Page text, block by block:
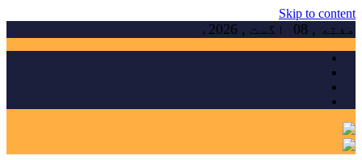
Skip to content
هفته , 08 اگست , 2026ء